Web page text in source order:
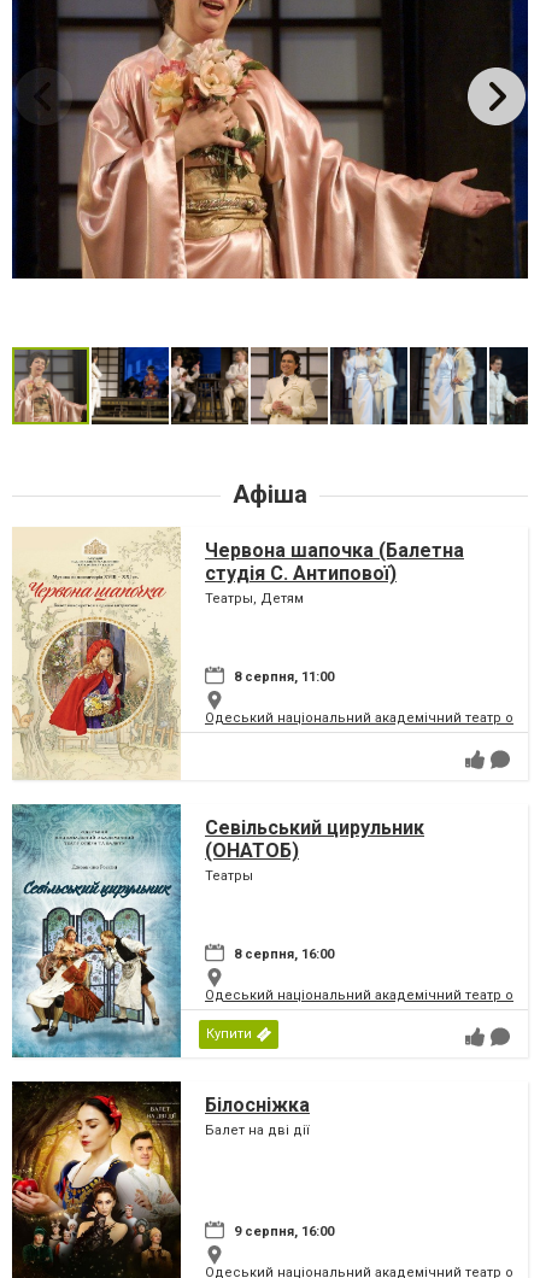
Афіша
Червона шапочка (Балетна
студія С. Антипової)
Театры, Детям
8 серпня, 11:00
Одеський національний академічний театр
Севільський цирульник
(ОНАТОБ)
Театры
8 серпня, 16:00
Одеський національний академічний театр
Купити
Білосніжка
Балет на дві дії
9 серпня, 16:00
Одеський національний академічний театр